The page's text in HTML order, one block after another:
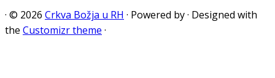
· © 2026 Crkva Božja u RH · Powered by· Designed with
the Customizr theme ·